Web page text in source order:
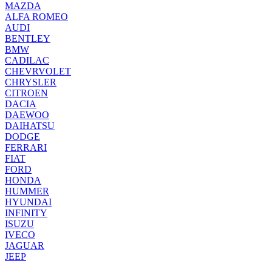
MAZDA
ALFA ROMEO
AUDI
BENTLEY
BMW
CADILAC
CHEVRVOLET
CHRYSLER
CITROEN
DACIA
DAEWOO
DAIHATSU
DODGE
FERRARI
FIAT
FORD
HONDA
HUMMER
HYUNDAI
INFINITY
ISUZU
IVECO
JAGUAR
JEEP